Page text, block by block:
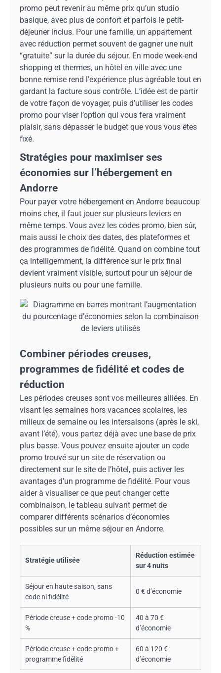
promo peut revenir au même prix qu’un studio
basique, avec plus de confort et parfois le petit-
déjeuner inclus. Pour une famille, un appartement
avec réduction permet souvent de gagner une nuit
“gratuite” sur la durée du séjour. En mode week-end
shopping et thermes, un hôtel en ville avec une
bonne remise rend l’expérience plus agréable tout en
gardant la facture sous contrôle. L’idée est de partir
de votre façon de voyager, puis d’utiliser les codes
promo pour viser l’option qui vous fera vraiment
plaisir, sans dépasser le budget que vous vous êtes
fixé.
Stratégies pour maximiser ses
économies sur l’hébergement en
Andorre
Pour payer votre hébergement en Andorre beaucoup
moins cher, il faut jouer sur plusieurs leviers en
même temps. Vous avez les codes promo, bien sûr,
mais aussi le choix des dates, des plateformes et
des programmes de fidélité. Quand on combine tout
ça intelligemment, la différence sur le prix final
devient vraiment visible, surtout pour un séjour de
plusieurs nuits ou pour une famille.
Combiner périodes creuses,
programmes de fidélité et codes de
réduction
Les périodes creuses sont vos meilleures alliées. En
visant les semaines hors vacances scolaires, les
milieux de semaine ou les intersaisons (après le ski,
avant l’été), vous partez déjà avec une base de prix
plus basse. Vous pouvez ensuite ajouter un code
promo trouvé sur un site de réservation ou
directement sur le site de l’hôtel, puis activer les
avantages d’un programme de fidélité. Pour vous
aider à visualiser ce que peut changer cette
combinaison, le tableau suivant permet de
comparer différents scénarios d’économies
possibles sur un même séjour en Andorre.
Stratégie utilisée
Réduction estimée
sur 4 nuits
Séjour en haute saison, sans
code ni fidélité
0 € d’économie
Période creuse + code promo -10
%
40 à 70 €
d’économie
Période creuse + code promo +
programme fidélité
60 à 120 €
d’économie